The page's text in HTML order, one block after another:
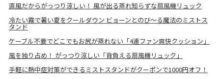
直風だからがっつり涼しい！ 風が出る蒸れ知らずな扇風機リュック
冷たい霧で暑い夏をクールダウン ビョーンとのび～る魔法のミストス
タンド
ケーブル不要でどこでもお尻が蒸れない「4連ファン爽快クッション」
風を独り占め！ がっつり涼しい「背負える扇風機リュック」
手軽に熱中症対策ができるミストスタンドがクーポンで1000円オフ！